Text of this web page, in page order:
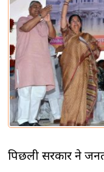
पिछली सरकार ने